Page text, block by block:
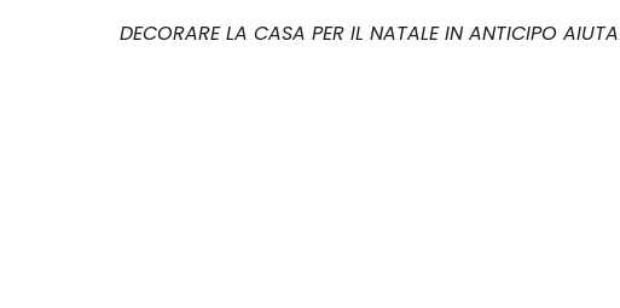
DECORARE LA CASA PER IL NATALE IN ANTICIPO